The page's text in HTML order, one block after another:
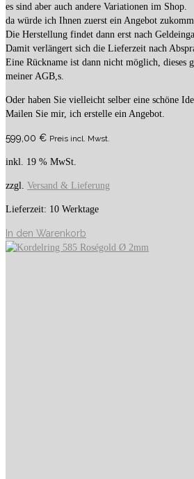
es sind aber auch andere Variationen im Shop.
da würde ich Ihnen zuerst ein Angebot
Die Herstellung findet dann erst nach
Damit verlängert sich die Lieferzeit nach
Eine Rückname ist dann nicht möglich, dieses
meiner AGB,s.
Oder haben Sie vielleicht selber eine schöne
Mailen Sie mir, ich erstelle ein Angebot.
599,00 € Preis incl. Mwst.
inkl. 19 % MwSt.
zzgl. Versand & Lieferung
Lieferzeit: 10 Werktage
In den Warenkorb